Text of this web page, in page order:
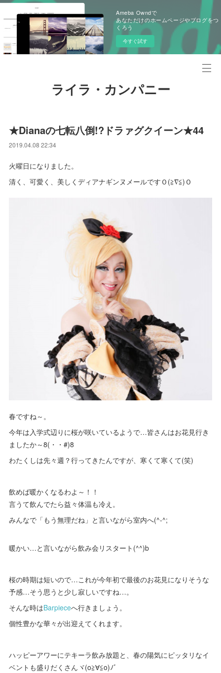
Ameba Owndで
あなただけのホームページやブログをつ
くろう
今すぐ試す
ライラ・カンパニー
★Dianaの七転八倒!?ドラァグクイーン★44
2019.04.08 22:34
火曜日になりました。
清く、可愛く、美しくディアナギンヌメールですＯ(≧∇≦)Ｏ
春ですね～。
今年は入学式辺りに桜が咲いているようで…皆さんはお花見行き
ましたか～8(・・#)8
わたくしは先々週？行ってきたんですが、寒くて寒くて(笑)
飲めば暖かくなるわよ～！！
言うて飲んでたら益々体温も冷え。
みんなで「もう無理だね」と言いながら室内へ(^-^;
暖かい…と言いながら飲み会リスタート(^^)b
桜の時期は短いので…これが今年初で最後のお花見になりそうな
予感…そう思うと少し寂しいですね…。
そんな時はBarpieceへ行きましょう。
個性豊かな華々が出迎えてくれます。
ハッピーアワーにテキーラ飲み放題と、春の陽気にピッタリなイ
ベントも盛りだくさんヾ(o≧∀≦o)ﾉﾞ